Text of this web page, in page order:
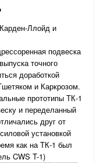
Ллойд и
подвеска
точного
доработкой
и Каркрозом.
прототипы ТК-1
и переделанный
друг от
установкой
как на ТК-1 был
CWS T-1)